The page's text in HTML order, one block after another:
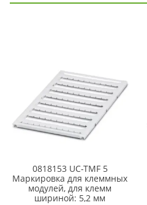
0818153 UC-TMF 5
Маркировка для клеммных
модулей, для клемм
шириной: 5,2 мм